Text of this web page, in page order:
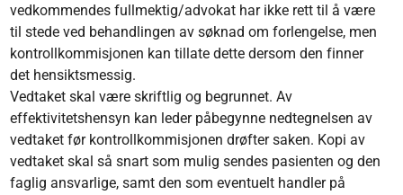
vedkommendes fullmektig/advokat har ikke rett til å være
til stede ved behandlingen av søknad om forlengelse, men
kontrollkommisjonen kan tillate dette dersom den finner
det hensiktsmessig.
Vedtaket skal være skriftlig og begrunnet. Av
effektivitetshensyn kan leder påbegynne nedtegnelsen av
vedtaket før kontrollkommisjonen drøfter saken. Kopi av
vedtaket skal så snart som mulig sendes pasienten og den
faglig ansvarlige, samt den som eventuelt handler på